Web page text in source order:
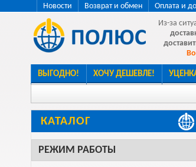
Новости Возврат и обмен Оплата и
Из-за
ВЫГОДНО! ХОЧУ ДЕШЕВЛЕ!
КАТАЛОГ
РЕЖИМ РАБОТЫ